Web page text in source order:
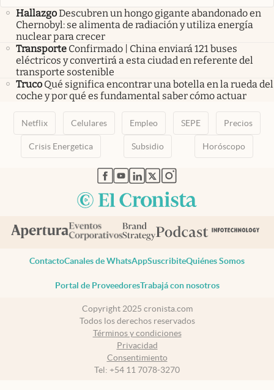
HallazgoDescubren un hongo gigante abandonado en
Chernobyl: se alimenta de radiación y utiliza energía
nuclear para crecer
Transporte Confirmado | China enviará 121 buses
eléctricos y convertirá a esta ciudad en referente del
transporte sostenible
Truco Qué significa encontrar una botella en la rueda del
coche y por qué es fundamental saber cómo actuar
Netflix Celulares Empleo SEPE Precios
Crisis Energetica Subsidio Horóscopo
abre en nueva pestaña
abre en nueva pestaña
abre en nueva pestaña
abre en nueva pestaña
abre en nueva pestaña
ContactoCanales de WhatsAppSuscribiteQuiénes Somos
Portal de ProveedoresTrabajá con nosotros
Copyright 2025 cronista.com
Todos los derechos reservados
Términos y condiciones
Privacidad
Consentimiento
Tel: +54 11 7078-3270